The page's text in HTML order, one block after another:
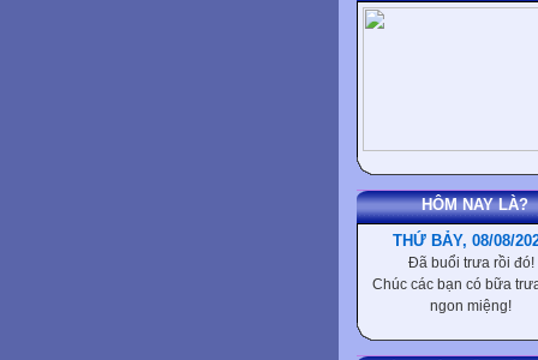
HÔM NAY LÀ?
THỨ BẢY, 08/08/
Đã buổi trưa rồi đó!
Chúc các bạn có bữa
ngon miệng!